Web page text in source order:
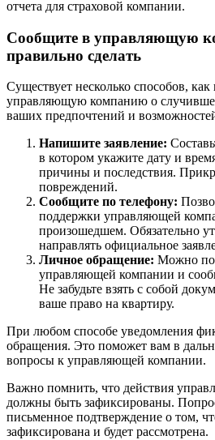
отчета для страховой компании.
Сообщите в управляющую
правильно сделать
Существует несколько способов,
управляющую компанию о
ваших предпочтений и
Напишите заявление:
в котором укажите дату и
причины и последствия.
повреждений.
Сообщите по телефону:
поддержки управляющей
произошедшем. Обязательно
направлять официальное
Личное обращение: Можно
управляющей компании и
Не забудьте взять с собой
ваше право на квартиру.
При любом способе уведомления
обращения. Это поможет вам в
вопросы к управляющей компании.
Важно помнить, что действия
должны быть зафиксированы.
письменное подтверждение о том,
зафиксирована и будет рассмотрена.